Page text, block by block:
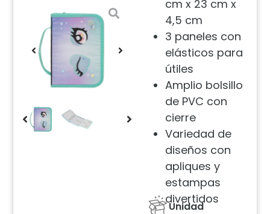
cm x 23 cm x
4,5 cm
3 paneles con
elásticos para
útiles
Amplio bolsillo
de PVC con
cierre
Variedad de
diseños con
apliques y
estampas
divertidos
Unidad